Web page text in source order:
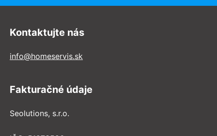
Kontaktujte nás
info@homeservis.sk
Fakturačné údaje
Seolutions, s.r.o.